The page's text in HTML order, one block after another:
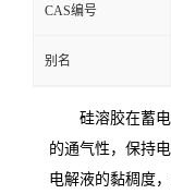
CAS编号
别名
硅溶胶在蓄
的通气性，保持
电解液的黏稠度